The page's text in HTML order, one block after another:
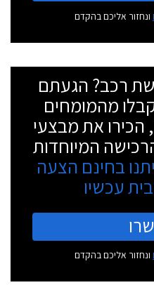
ונחזור אליכם בהקדם
רכב? הגעתם
מהמומחים
הכירו את מבצעי
המיוחדות
בחינם הצעה
עכשיו
ונחזור אליכם בהקדם